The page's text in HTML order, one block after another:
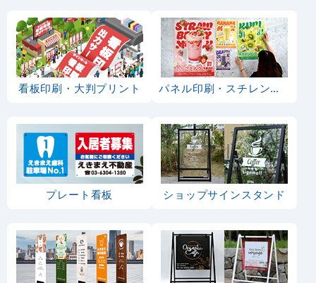
看板印刷・大判プリント パネル印刷・スチレンボード
プレート看板 ショップサインスタンド